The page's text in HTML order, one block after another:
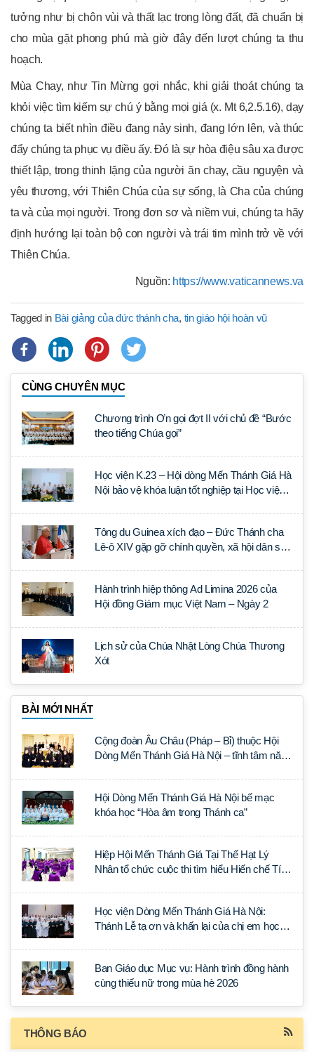
tưởng như bị chôn vùi và thất lạc trong lòng đất, đã chuẩn bị
cho mùa gặt phong phú mà giờ đây đến lượt chúng ta thu
hoạch.
Mùa Chay, như Tin Mừng gợi nhắc, khi giải thoát chúng ta
khỏi việc tìm kiếm sự chú ý bằng mọi giá (x. Mt 6,2.5.16), dạy
chúng ta biết nhìn điều đang nảy sinh, đang lớn lên, và thúc
đẩy chúng ta phục vụ điều ấy. Đó là sự hòa điệu sâu xa được
thiết lập, trong thinh lặng của người ăn chay, cầu nguyện và
yêu thương, với Thiên Chúa của sự sống, là Cha của chúng
ta và của mọi người. Trong đơn sơ và niềm vui, chúng ta hãy
định hướng lại toàn bộ con người và trái tim mình trở về với
Thiên Chúa.
Nguồn: https://www.vaticannews.va
Tagged in Bài giảng của đức thánh cha, tin giáo hội hoàn vũ
CÙNG CHUYÊN MỤC
Chương trình Ơn gọi đợt II với chủ đề “Bước
theo tiếng Chúa gọi”
Học viện K.23 – Hội dòng Mến Thánh Giá Hà
Nội bảo vệ khóa luận tốt nghiệp tại Học viện
Tông du Guinea xích đạo – Đức Thánh cha
Lê-ô XIV gặp gỡ chính quyền, xã hội dân sự
Hành trình hiệp thông Ad Limina 2026 của
Hội đồng Giám mục Việt Nam – Ngày 2
Lịch sử của Chúa Nhật Lòng Chúa Thương
Xót
BÀI MỚI NHẤT
Cộng đoàn Âu Châu (Pháp – Bỉ) thuộc Hội
Dòng Mến Thánh Giá Hà Nội – tĩnh tâm năm
Hội Dòng Mến Thánh Giá Hà Nội bế mạc
khóa học “Hòa âm trong Thánh ca”
Hiệp Hội Mến Thánh Giá Tại Thế Hạt Lý
Nhân tổ chức cuộc thi tìm hiểu Hiến chế Tín
Học viện Dòng Mến Thánh Giá Hà Nội:
Thánh Lễ tạ ơn và khấn lại của chị em học
Ban Giáo dục Mục vụ: Hành trình đồng hành
cùng thiếu nữ trong mùa hè 2026
THÔNG BÁO